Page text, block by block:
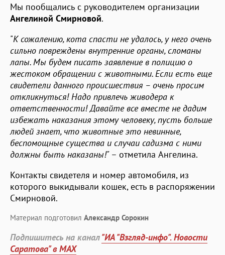
Мы пообщались с руководителем организации
Ангелиной Смирновой.
"К сожалению, кота спасти не удалось, у него очень
сильно повреждены внутренние органы, сломаны
лапы. Мы будем писать заявление в полицию о
жестоком обращении с животными. Если есть еще
свидетели данного происшествия – очень просим
откликнуться! Надо привлечь живодера к
ответственности! Давайте все вместе не дадим
избежать наказания этому человеку, пусть больше
людей знает, что животные это невинные,
беспомощные существа и случаи садизма с ними
должны быть наказаны!"– отметила Ангелина.
Контакты свидетеля и номер автомобиля, из
которого выкидывали кошек, есть в распоряжении
Смирновой.
Материал подготовил Александр Сорокин
Подпишитесь на канал"ИА "Взгляд-инфо". Новости
Саратова" в MAX